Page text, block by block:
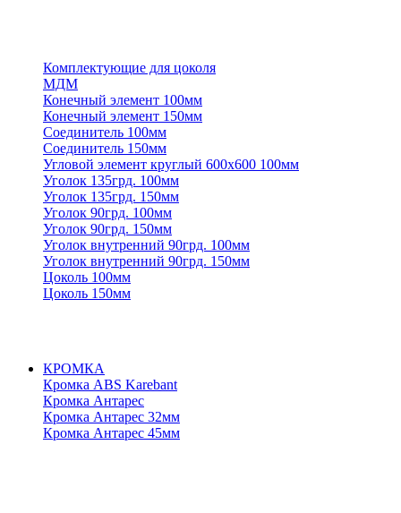
Комплектующие для цоколя
МДМ
Конечный элемент 100мм
Конечный элемент 150мм
Соединитель 100мм
Соединитель 150мм
Угловой элемент круглый 600х600 100мм
Уголок 135грд. 100мм
Уголок 135грд. 150мм
Уголок 90грд. 100мм
Уголок 90грд. 150мм
Уголок внутренний 90грд. 100мм
Уголок внутренний 90грд. 150мм
Цоколь 100мм
Цоколь 150мм
КРОМКА
Кромка ABS Karebant
Кромка Антарес
Кромка Антарес 32мм
Кромка Антарес 45мм